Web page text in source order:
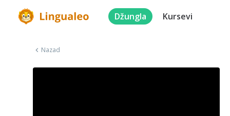
Džungla Kursevi
Nazad